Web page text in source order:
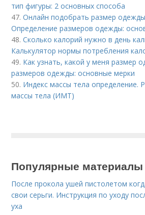
тип фигуры: 2 основных способа
47.Онлайн подобрать размер
Определение размеров одежды:
48.Сколько калорий нужно в день
Калькулятор нормы потребления
49. Как узнать, какой у меня размер
размеров одежды: основные мерки
50. Индекс массы тела определение.
массы тела (ИМТ)
Популярные материалы
После прокола ушей пистолетом
свои серьги. Инструкция по уходу
уха